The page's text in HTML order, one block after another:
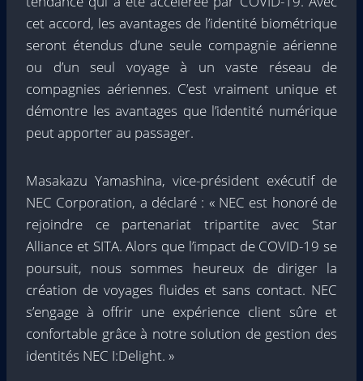
cet accord, les avantages de l’identité biométrique
seront étendus d’une seule compagnie aérienne
ou d’un seul voyage à un vaste réseau de
compagnies aériennes. C’est vraiment unique et
démontre les avantages que l’identité numérique
peut apporter au passager.
Masakazu Yamashina, vice-président exécutif de
NEC Corporation, a déclaré : « NEC est honoré de
rejoindre ce partenariat tripartite avec Star
Alliance et SITA. Alors que l’impact de COVID-19 se
poursuit, nous sommes heureux de diriger la
création de voyages fluides et sans contact. NEC
s’engage à offrir une expérience client sûre et
confortable grâce à notre solution de gestion des
identités NEC I:Delight. »